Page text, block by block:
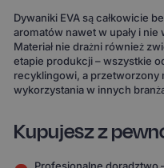
Dywaniki EVA są całkowicie
aromatów nawet w upały i
Materiał nie drażni również
etapie produkcji – wszystkie
recyklingowi, a przetworzony
wykorzystania w innych
Kupujesz z